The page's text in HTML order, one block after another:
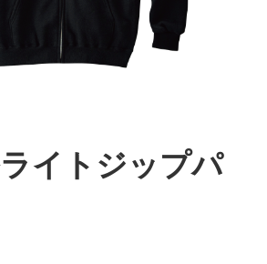
イトジップパ